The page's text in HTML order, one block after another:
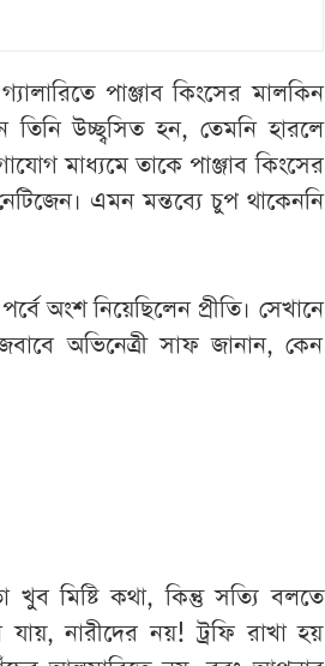
পাঞ্জাব কিংসের মালকিন
তিনি উচ্ছ্বসিত হন, তেমনি হারলে
মাধ্যমে তাকে পাঞ্জাব কিংসের
এমন মন্তব্যে চুপ থাকেননি
অংশ নিয়েছিলেন প্রীতি। সেখানে
অভিনেত্রী সাফ জানান, কেন
খুব মিষ্টি কথা, কিন্তু সত্যি বলতে
নারীদের নয়! ট্রফি রাখা হয়